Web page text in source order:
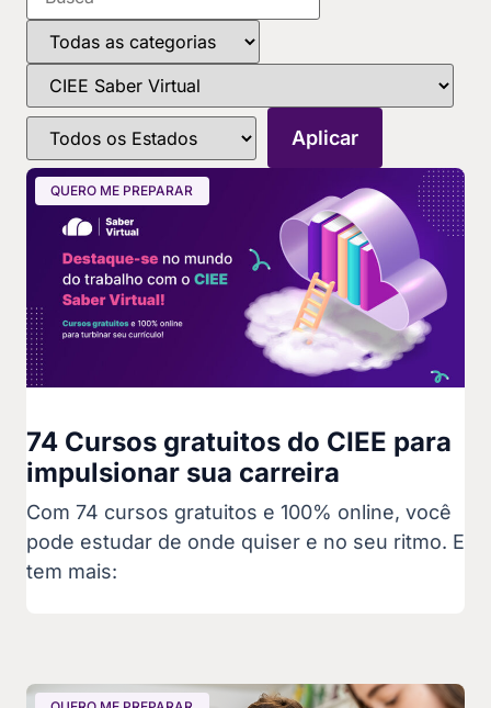
QUERO ME PREPARAR
74 Cursos gratuitos do CIEE para
impulsionar sua carreira
Com 74 cursos gratuitos e 100% online, você
pode estudar de onde quiser e no seu ritmo. E
tem mais: